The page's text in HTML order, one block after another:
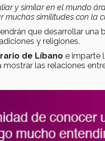
y similar en el mundo
muchas similitudes con la
que desarrollar una
y religiones.
de Líbano e imparte
las relaciones